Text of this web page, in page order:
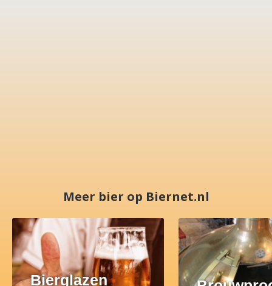
Meer bier op Biernet.nl
Bierglazen